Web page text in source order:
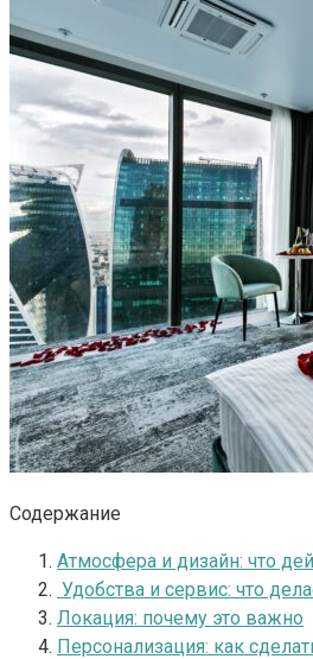
Содержание
Атмосфера и дизайн: что
Удобства и сервис: что
Локация: почему это важно
Персонализация: как